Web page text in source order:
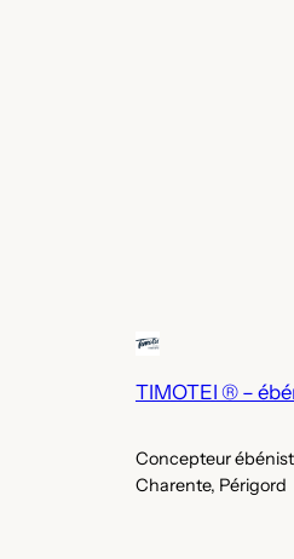
TIMOTEI ® –
Concepteur
Charente, Périgord